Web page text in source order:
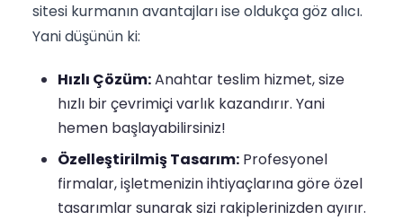
sitesi kurmanın avantajları ise oldukça göz alıcı.
Yani düşünün ki:
Hızlı Çözüm:Anahtar teslim hizmet, size
hızlı bir çevrimiçi varlık kazandırır. Yani
hemen başlayabilirsiniz!
Özelleştirilmiş Tasarım: Profesyonel
firmalar, işletmenizin ihtiyaçlarına göre özel
tasarımlar sunarak sizi rakiplerinizden ayırır.